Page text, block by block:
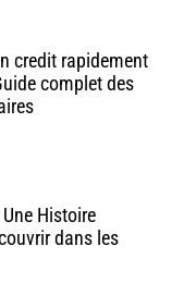
credit rapidement
complet des
Une Histoire
dans les